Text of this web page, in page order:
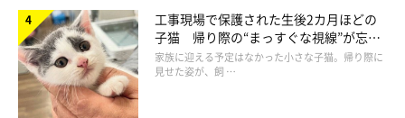
工事現場で保護された生後2カ月ほどの
子猫 帰り際の“まっすぐな視線”が忘れ
られず、家族の一員に
家族に迎える予定はなかった小さな子猫。帰り際に
見せた姿が、飼 …